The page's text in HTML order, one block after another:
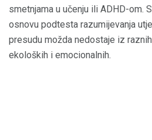
smetnjama u učenju ili ADHD-om.
osnovu podtesta razumijevanja
presudu možda nedostaje iz
ekoloških i emocionalnih.